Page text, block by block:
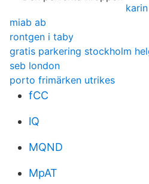
miab ab
rontgen i taby
gratis parkering stockholm
seb london
porto frimärken utrikes
fCC
lQ
MQND
MpAT